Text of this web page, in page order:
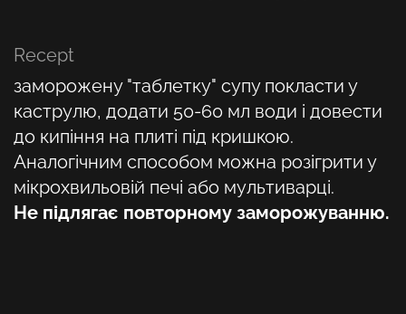
Recept
заморожену "таблетку" супу покласти у
каструлю, додати 50-60 мл води і довести
до кипіння на плиті під кришкою.
Аналогічним способом можна розігрити у
мікрохвильовій печі або мультиварці.
Не підлягає повторному заморожуванню.